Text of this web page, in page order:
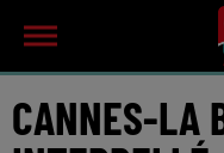
CANNES-LA